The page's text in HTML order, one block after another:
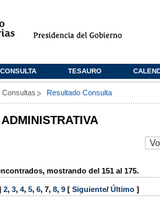
CONSULTA TESAURO
Consultas Resultado Consulta
mostrando del 151 al 175.
2, 3, 4, 5, 6, 7, 8, 9 [ Siguiente/ Último ]